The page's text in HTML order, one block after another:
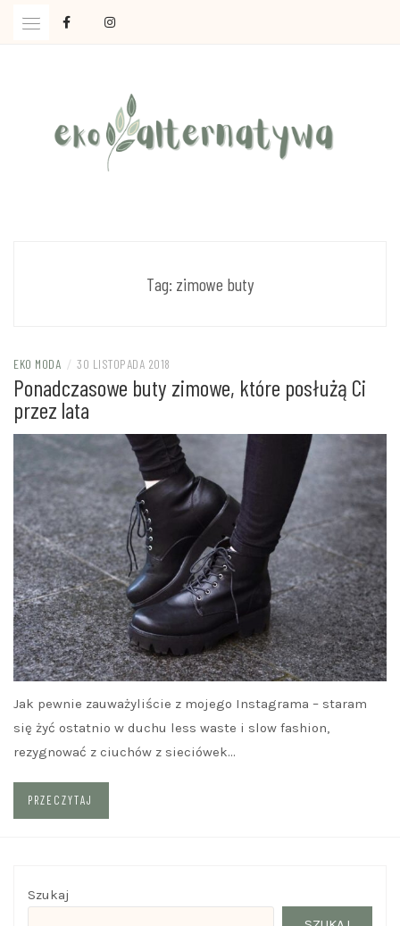
Tag: zimowe buty
EKO MODA / 30 LISTOPADA 2018
Ponadczasowe buty zimowe, które posłużą Ci
przez lata
Jak pewnie zauważyliście z mojego Instagrama – staram
się żyć ostatnio w duchu less waste i slow fashion,
rezygnować z ciuchów z sieciówek…
PRZECZYTAJ
Szukaj